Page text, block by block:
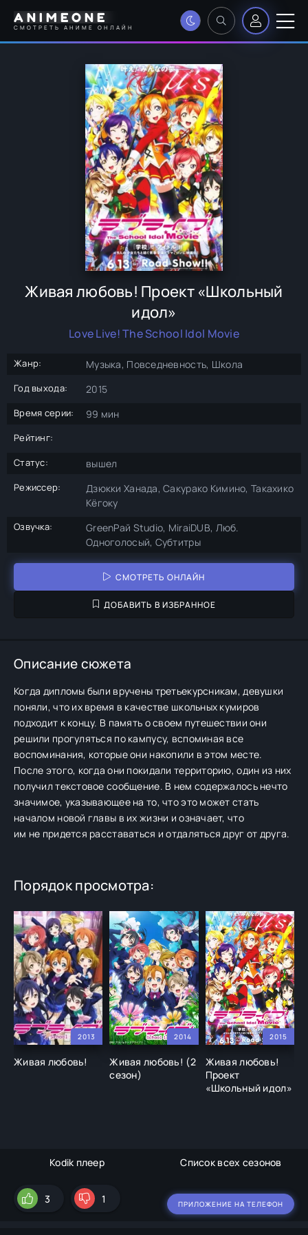
ANIMEONE
СМОТРЕТЬ АНИМЕ ОНЛАЙН
Живая любовь! Проект «Школьный
идол»
Love Live! The School Idol Movie
Жанр: Музыка, Повседневность, Школа
Год выхода: 2015
Время серии: 99 мин
Рейтинг:
Статус:
вышел
Режиссер:
Дзюкки Ханада, Сакурако Кимино, Такахико
Кёгоку
Озвучка:
GreenРай Studio, MiraiDUB, Люб.
Одноголосый, Субтитры
СМОТРЕТЬ ОНЛАЙН
ДОБАВИТЬ В ИЗБРАННОЕ
Описание сюжета
Когда дипломы были вручены третьекурсникам, девушки
поняли, что их время в качестве школьных кумиров
подходит к концу. В память о своем путешествии они
решили прогуляться по кампусу, вспоминая все
воспоминания, которые они накопили в этом месте.
После этого, когда они покидали территорию, один из них
получил текстовое сообщение. В нем содержалось нечто
значимое, указывающее на то, что это может стать
началом новой главы в их жизни и означает, что
им не придется расставаться и отдаляться друг от друга.
Порядок просмотра:
2013
Живая любовь!
2014
Живая любовь! (2
сезон)
2015
Живая любовь!
Проект
«Школьный идол»
Kodik плеер Список всех сезонов
3 1 ПРИЛОЖЕНИЕ НА ТЕЛЕФОН